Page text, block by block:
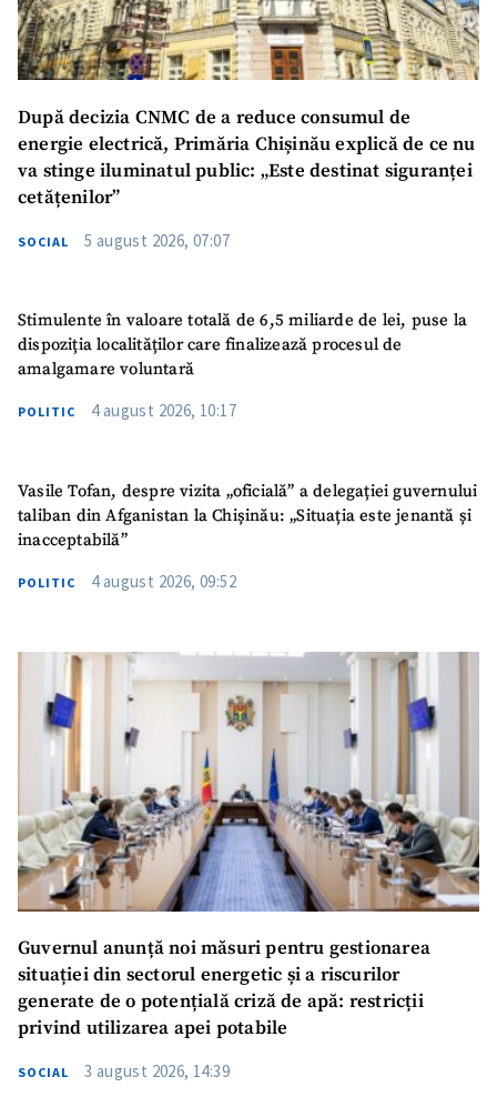
SUSȚINE
După decizia CNMC de a reduce consumul de
energie electrică, Primăria Chișinău explică de ce nu
va stinge iluminatul public: „Este destinat siguranței
cetățenilor”
SOCIAL 5 august 2026, 07:07
Stimulente în valoare totală de 6,5 miliarde de lei, puse la
dispoziția localităților care finalizează procesul de
amalgamare voluntară
POLITIC 4 august 2026, 10:17
Vasile Tofan, despre vizita „oficială” a delegației guvernului
taliban din Afganistan la Chișinău: „Situația este jenantă și
inacceptabilă”
POLITIC 4 august 2026, 09:52
Guvernul anunță noi măsuri pentru gestionarea
situației din sectorul energetic și a riscurilor
generate de o potențială criză de apă: restricții
privind utilizarea apei potabile
SOCIAL 3 august 2026, 14:39
Mesajul știrei
+ Mesajul știrei
CONTACT SURSĂ
Nume+ Numele meu
Email+ Emailul meu
Telefon
+ Telefon personal
TRIMITE ȘTIREA